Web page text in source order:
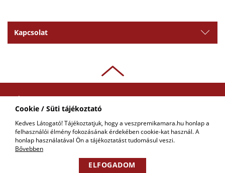
Cookie / Süti tájékoztató
Kedves Látogató! Tájékoztatjuk, hogy a veszpremikamara.hu honlap a
felhasználói élmény fokozásának érdekében cookie-kat használ. A
honlap használatával Ön a tájékoztatást tudomásul veszi.
Bővebben
ELFOGADOM
Kapcsolat
COPYRIGHT © 2018 - 2026 VKIK. |
ALL RIGHTS RESERVED! DESIGNED &
POWERED BY
KAPCSOLAT